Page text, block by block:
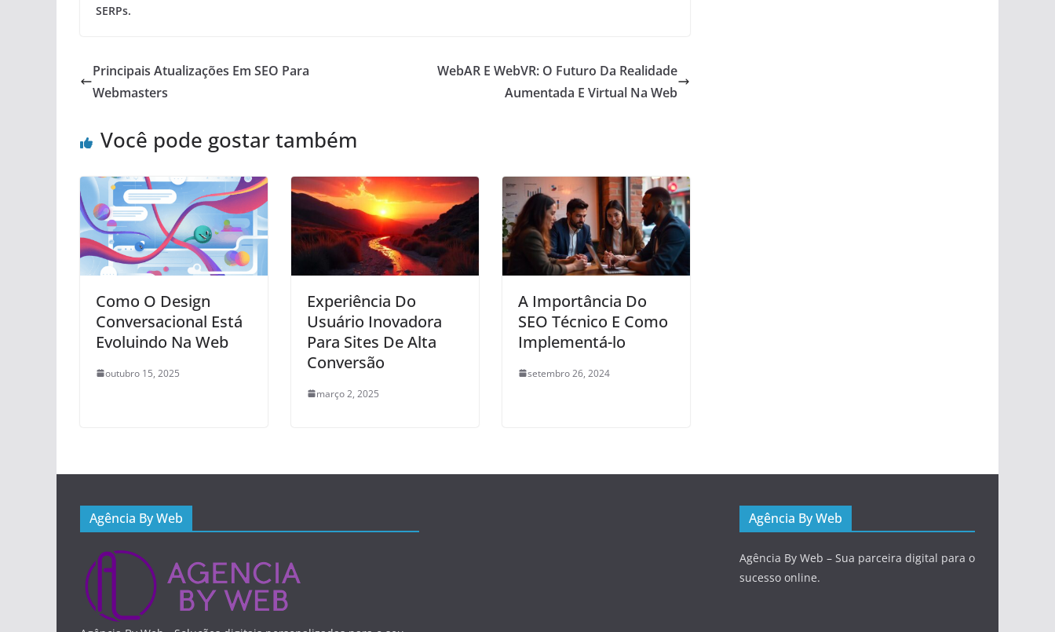
SERPs.
Principais Atualizações Em SEO Para
Webmasters
WebAR E WebVR: O Futuro Da Realidade
Aumentada E Virtual Na Web
Você pode gostar também
Como O Design
Conversacional Está
Evoluindo Na Web
outubro 15, 2025
Experiência Do
Usuário Inovadora
Para Sites De Alta
Conversão
março 2, 2025
A Importância Do
SEO Técnico E Como
Implementá-lo
setembro 26, 2024
Agência By Web Agência By Web
Agência By Web – Sua parceira digital para o
sucesso online.